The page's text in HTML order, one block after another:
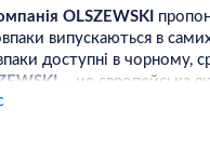
OLSZEWSKI
випускаються в
доступні в чорному,
– це європейська